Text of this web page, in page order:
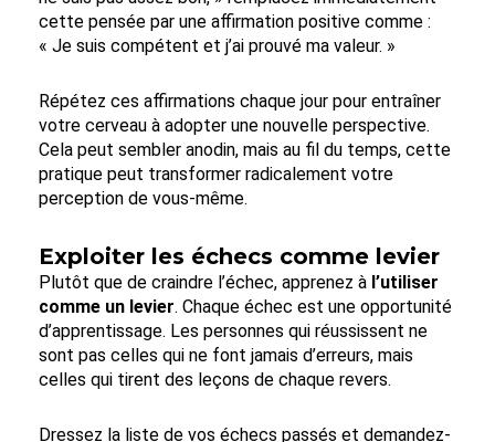
cette pensée par une affirmation positive comme :
« Je suis compétent et j’ai prouvé ma valeur. »
Répétez ces affirmations chaque jour pour entraîner
votre cerveau à adopter une nouvelle perspective.
Cela peut sembler anodin, mais au fil du temps, cette
pratique peut transformer radicalement votre
perception de vous-même.
Exploiter les échecs comme levier
Plutôt que de craindre l’échec, apprenez à l’utiliser
comme un levier. Chaque échec est une opportunité
d’apprentissage. Les personnes qui réussissent ne
sont pas celles qui ne font jamais d’erreurs, mais
celles qui tirent des leçons de chaque revers.
Dressez la liste de vos échecs passés et demandez-